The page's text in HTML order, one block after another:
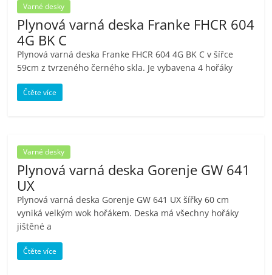
televize,
notebooky,
mobilní
telefony,
kávovary,
bazény
Varné desky
Plynová varná deska Franke FHCR 604
4G BK C
Plynová varná deska Franke FHCR 604 4G BK C v šířce
59cm z tvrzeného černého skla. Je vybavena 4 hořáky
Čtěte více
Varné desky
Plynová varná deska Gorenje GW 641
UX
Plynová varná deska Gorenje GW 641 UX šířky 60 cm
vyniká velkým wok hořákem. Deska má všechny hořáky
jištěné a
Čtěte více